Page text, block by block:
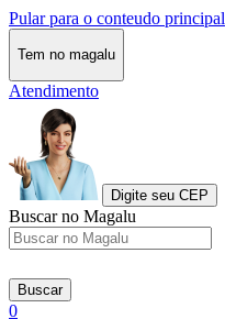
Pular para o conteudo principal
Tem no magalu
Atendimento
Digite seu CEP
Buscar no Magalu
Buscar
0